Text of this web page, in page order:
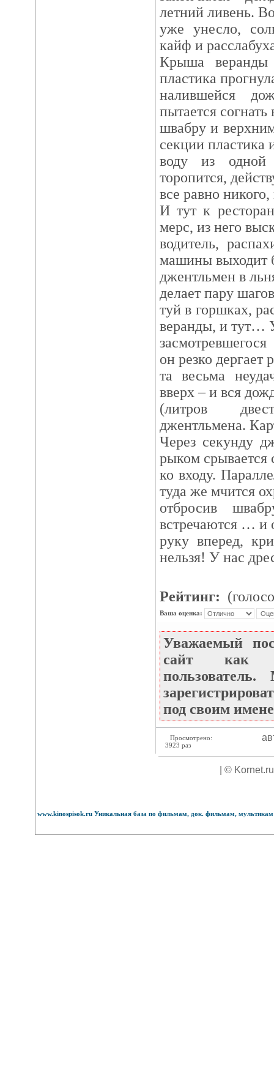
летний ливень.
уже унесло,
кайф и
Крыша веранды
пластика
налившейся
пытается
швабру и
секции пластика
воду из
торопится,
все равно
И тут к
мерс, из него
водитель,
машины выходит
джентльмен в
делает пару
туй в горшках,
веранды, и тут…
он резко дергает
та весьма
вверх – и вся
(литров
джентльмена.
Через секунду
рыком срывается
ко входу.
туда же мчится
отбросив
встречаются … и
руку вперед,
нельзя! У нас
Рейтинг:
Ваша оценка:
Уважаемый
сайт как
под своим
Просмотрено:
3923 раз
| ©
www.kinospisok.ru Уникальная база по фильмам, док. фильмам,